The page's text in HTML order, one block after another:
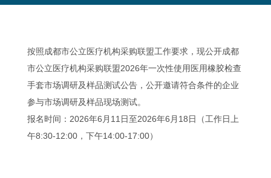
按照成都市公立医疗机构采购联盟工作要求，现公开成都
市公立医疗机构采购联盟2026年一次性使用医用橡胶检查
手套市场调研及样品测试公告，公开邀请符合条件的企业
参与市场调研及样品现场测试。
报名时间：2026年6月11日至2026年6月18日（工作日上
午8:30-12:00，下午14:00-17:00）